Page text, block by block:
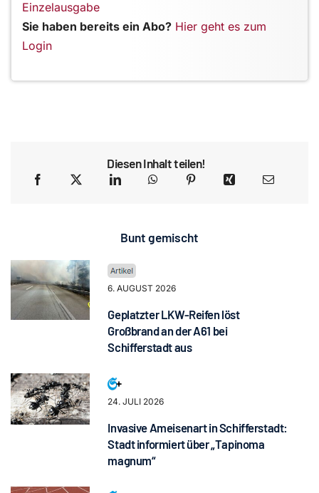
Einzelausgabe
Sie haben bereits ein Abo? Hier geht es zum
Login
Diesen Inhalt teilen!
Bunt gemischt
6. AUGUST 2026
Geplatzter LKW-Reifen löst
Großbrand an der A61 bei
Schifferstadt aus
24. JULI 2026
Invasive Ameisenart in Schifferstadt:
Stadt informiert über „Tapinoma
magnum“